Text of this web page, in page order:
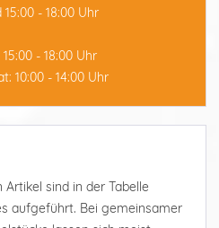
- 18:00 Uhr
- 18:00 Uhr
10:00 - 14:00 Uhr
sind in der Tabelle
aufgeführt. Bei gemeinsamer